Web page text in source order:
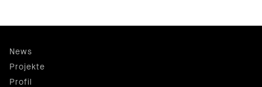
News
Projekte
Profil